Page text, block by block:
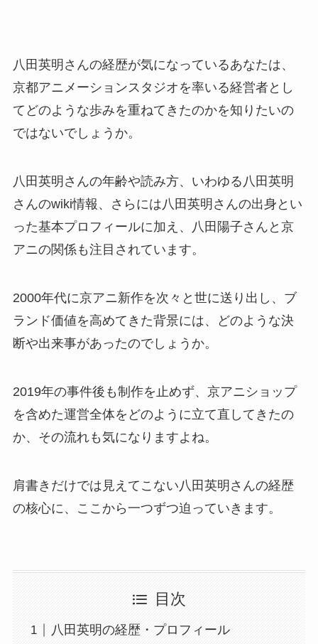
八田英明さんの経歴が気になっているあなたは、
京都アニメーションスタジオを率いる経営者とし
てどのような歩みを重ねてきたのかを知りたいの
ではないでしょうか。
八田英明さんの年齢や読み方、いわゆる八田英明
さんのwiki情報、さらには八田英明さんの出身とい
った基本プロフィールに加え、八田陽子さんと京
アニの関係も注目されています。
2000年代に京アニ新作を次々と世に送り出し、ブ
ランド価値を高めてきた背景には、どのような決
断や出来事があったのでしょうか。
2019年の事件後も制作を止めず、京アニショップ
を含めた運営全体をどのように立て直してきたの
か、その流れも気になりますよね。
肩書きだけでは見えてこない八田英明さんの経歴
の核心に、ここから一つずつ迫っていきます。
目次
八田英明の経歴・プロフィール